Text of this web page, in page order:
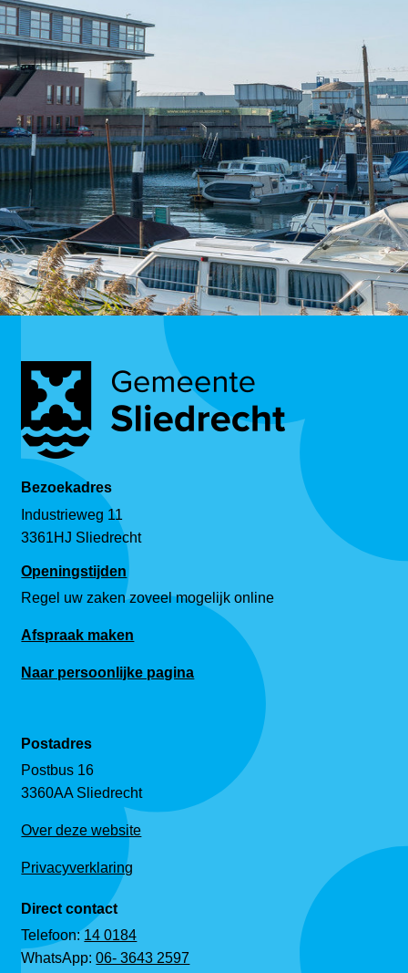
Bezoekadres
Industrieweg 11
3361HJ Sliedrecht
Openingstijden
Regel uw zaken zoveel mogelijk online
Afspraak maken
Naar persoonlijke pagina
Postadres
Postbus 16
3360AA Sliedrecht
Over deze website
Privacyverklaring
Direct contact
Telefoon:14 0184
WhatsApp:06- 3643 2597